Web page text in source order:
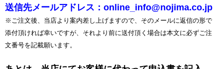
送信先メールアドレス：online_info@nojima.co.jp
※ご注文後、当店より案内差し上げますので、そのメールに返信の形で
添付頂ければ幸いですが、それより前に送付頂く場合は本文に必ずご注
文番号を記載願います。